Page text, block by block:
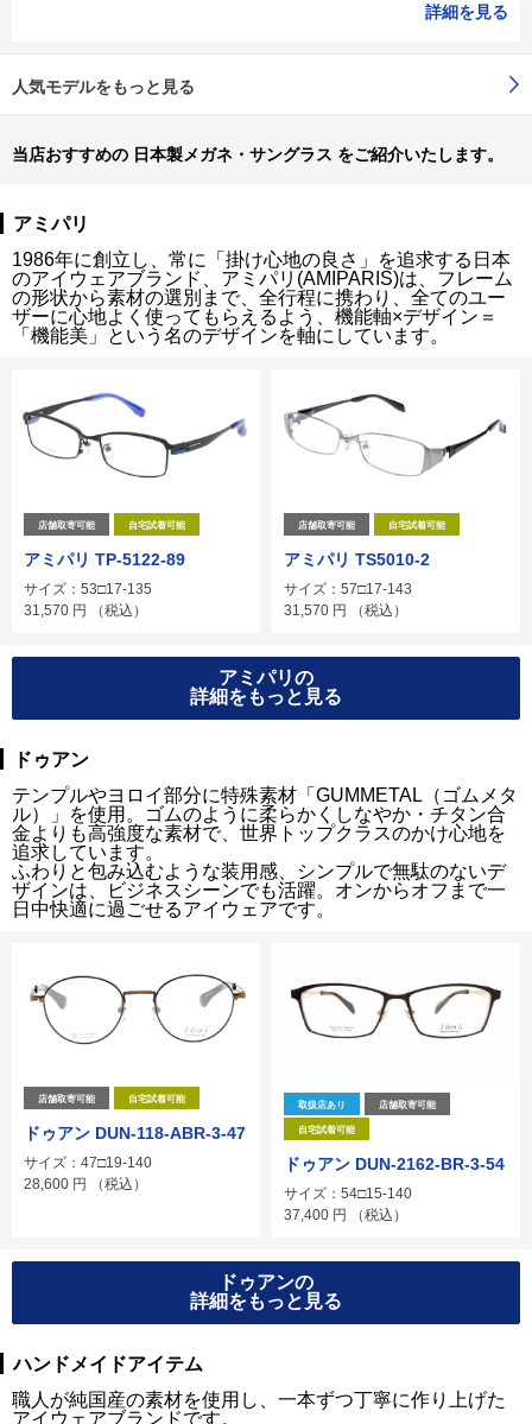
詳細を見る
人気モデルをもっと見る
当店おすすめの 日本製メガネ・サングラス をご紹介いたします。
アミパリ
1986年に創立し、常に「掛け心地の良さ」を追求する日本
のアイウェアブランド、アミパリ(AMIPARIS)は、フレーム
の形状から素材の選別まで、全行程に携わり、全てのユー
ザーに心地よく使ってもらえるよう、機能軸×デザイン＝
「機能美」という名のデザインを軸にしています。
店舗取寄可能 自宅試着可能
アミパリ TP-5122-89
サイズ：53□17-135
31,570 円 （税込）
店舗取寄可能 自宅試着可能
アミパリ TS5010-2
サイズ：57□17-143
31,570 円 （税込）
アミパリの
詳細をもっと見る
ドゥアン
テンプルやヨロイ部分に特殊素材「GUMMETAL（ゴムメタ
ル）」を使用。ゴムのように柔らかくしなやか・チタン合
金よりも高強度な素材で、世界トップクラスのかけ心地を
追求しています。
ふわりと包み込むような装用感、シンプルで無駄のないデ
ザインは、ビジネスシーンでも活躍。オンからオフまで一
日中快適に過ごせるアイウェアです。
店舗取寄可能 自宅試着可能
ドゥアン DUN-118-ABR-3-47
サイズ：47□19-140
28,600 円 （税込）
取扱店あり 店舗取寄可能
自宅試着可能
ドゥアン DUN-2162-BR-3-54
サイズ：54□15-140
37,400 円 （税込）
ドゥアンの
詳細をもっと見る
ハンドメイドアイテム
職人が純国産の素材を使用し、一本ずつ丁寧に作り上げた
アイウェアブランドです。